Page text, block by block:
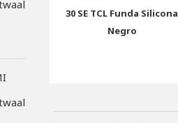
30 SE TCL Funda Silicona
Negro